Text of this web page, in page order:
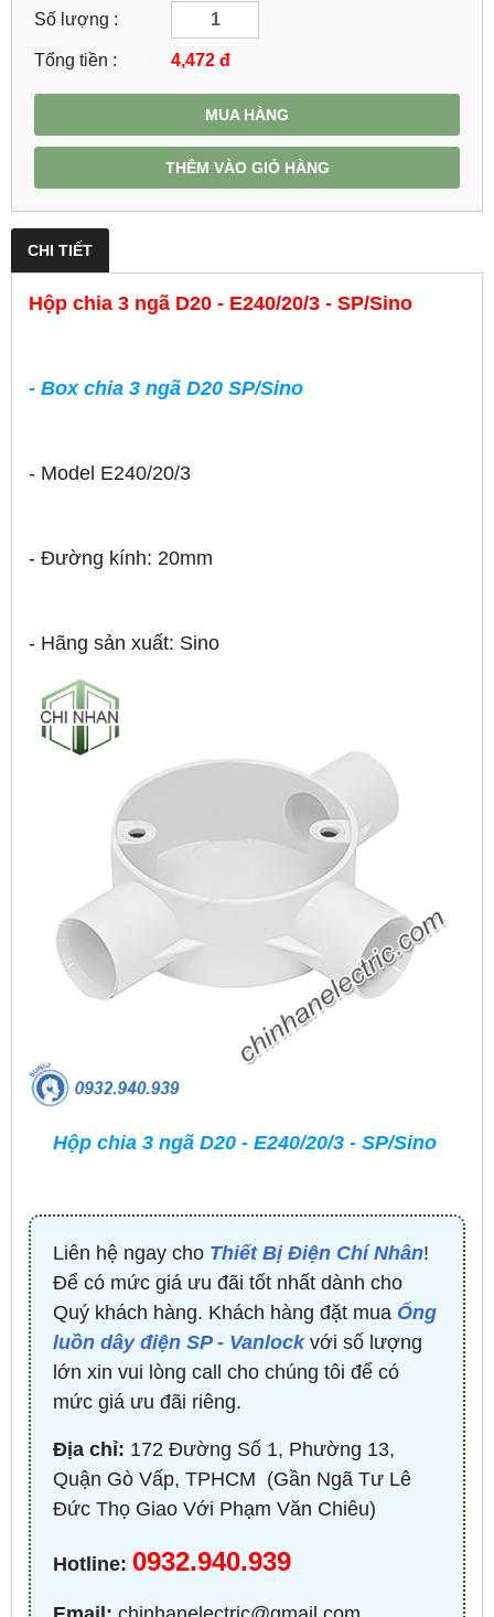
Số lượng :
Tổng tiền : 4,472 đ
MUA HÀNG
THÊM VÀO GIỎ HÀNG
CHI TIẾT
Hộp chia 3 ngã D20 - E240/20/3 - SP/Sino
- Box chia 3 ngã D20 SP/Sino
- Model E240/20/3
- Đường kính: 20mm
- Hãng sản xuất: Sino
Hộp chia 3 ngã D20 - E240/20/3 - SP/Sino
Liên hệ ngay cho Thiết Bị Điện Chí Nhân!
Để có mức giá ưu đãi tốt nhất dành cho
Quý khách hàng. Khách hàng đặt mua Ống
luồn dây điện SP - Vanlock với số lượng
lớn xin vui lòng call cho chúng tôi để có
mức giá ưu đãi riêng.
Địa chỉ: 172 Đường Số 1, Phường 13,
Quận Gò Vấp, TPHCM ​ (Gần Ngã Tư Lê
Đức Thọ Giao Với Phạm Văn Chiêu)
Hotline: 0932.940.939